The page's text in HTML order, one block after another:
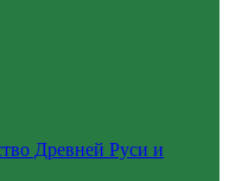
Древней Руси и